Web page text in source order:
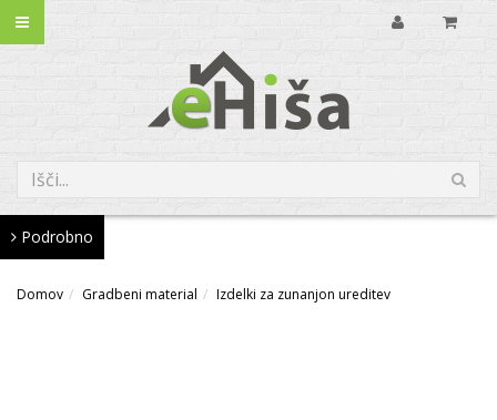
Podrobno
Domov Gradbeni material Izdelki za zunanjon ureditev